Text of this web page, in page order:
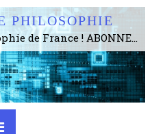
PHILOSOPHIE
Le plus gros site de philosophie de France ! ABONNEZ-VOUS ! 4115 Articles, 1634 abonné·e·s, depuis 2006 . . . . . . . . 2 852 214 pages vues jusqu'à présent. Prestance et être apte à un plus grand nombre de choses.